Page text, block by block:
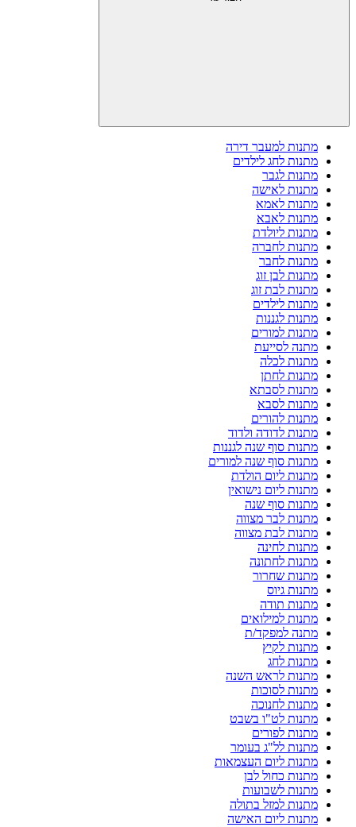
מתנות למעבר דירה
מתנות לחג לילדים
מתנות לגבר
מתנות לאישה
מתנות לאמא
מתנות לאבא
מתנות ליולדת
מתנות לחברה
מתנות לחבר
מתנות לבן זוג
מתנות לבת זוג
מתנות לילדים
מתנות לגננות
מתנות למורים
מתנה לסייעת
מתנות לכלה
מתנות לחתן
מתנות לסבתא
מתנות לסבא
מתנות להורים
מתנות לדודה ולדוד
מתנות סוף שנה לגננות
מתנות סוף שנה למורים
מתנות ליום הולדת
מתנות ליום נישואין
מתנות סוף שנה
מתנות לבר מצווה
מתנות לבת מצווה
מתנות לחינה
מתנות לחתונה
מתנות שחרור
מתנות גיוס
מתנות תודה
מתנות למילואים
מתנה למפקד/ת
מתנות לקיץ
מתנות לחג
מתנות לראש השנה
מתנות לסוכות
מתנות לחנוכה
מתנות לט"ו בשבט
מתנות לפורים
מתנות לל"ג בעומר
מתנות ליום העצמאות
מתנות כחול לבן
מתנות לשבועות
מתנות למזל בתולה
מתנות ליום האישה